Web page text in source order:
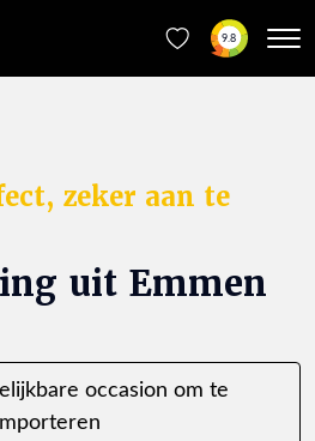
9.8
zeker aan te
uit Emmen
occasion om te